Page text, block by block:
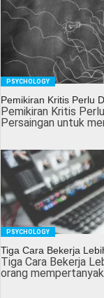
PSYCHOLOGY
Pemikiran Kritis Perlu
Pemikiran Kritis
Persaingan untuk
PSYCHOLOGY
Tiga Cara Bekerja
Tiga Cara Bekerja
orang